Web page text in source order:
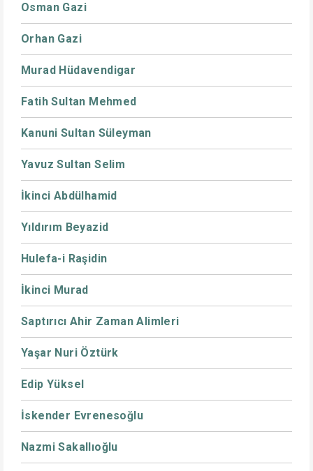
Osman Gazi
Orhan Gazi
Murad Hüdavendigar
Fatih Sultan Mehmed
Kanuni Sultan Süleyman
Yavuz Sultan Selim
İkinci Abdülhamid
Yıldırım Beyazid
Hulefa-i Raşidin
İkinci Murad
Saptırıcı Ahir Zaman Alimleri
Yaşar Nuri Öztürk
Edip Yüksel
İskender Evrenesoğlu
Nazmi Sakallıoğlu